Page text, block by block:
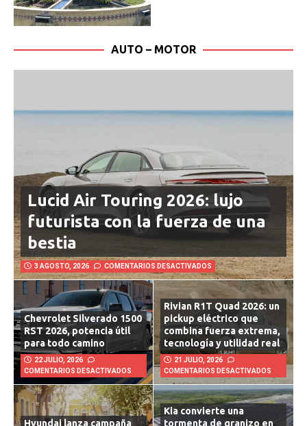
AUTO – MOTOR
Lucid Air Touring 2026: lujo
futurista con la fuerza de una
bestia
3 AGOSTO, 2026 COMENTARIOS DESACTIVADOS
Chevrolet Silverado 1500
RST 2026, potencia útil
para todo camino
22 JULIO, 2026
COMENTARIOS DESACTIVADOS
Rivian R1T Quad 2026: un
pickup eléctrico que
combina fuerza extrema,
tecnología y utilidad real
21 JULIO, 2026
COMENTARIOS DESACTIVADOS
Hyundai lanza campaña
Kia convierte una
tormenta de granizo en